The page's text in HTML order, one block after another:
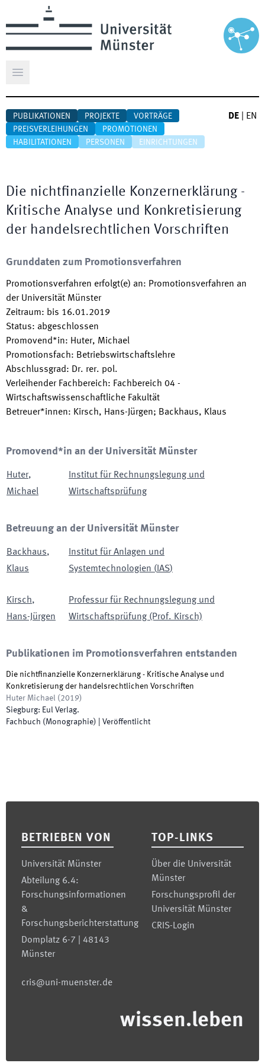
Hauptmenü öffnen
PUBLIKATIONEN PROJEKTE
VORTRÄGE
PREISVERLEIHUNGEN
PROMOTIONEN
HABILITATIONEN
PERSONEN EINRICHTUNGEN
DE EN
Die nichtfinanzielle Konzernerklärung -
Kritische Analyse und Konkretisierung
der handelsrechtlichen Vorschriften
Grunddaten zum Promotionsverfahren
Promotionsverfahren erfolgt(e) an: Promotionsverfahren an
der Universität Münster
Zeitraum: bis 16.01.2019
Status: abgeschlossen
Promovend*in: Huter, Michael
Promotionsfach: Betriebswirtschaftslehre
Abschlussgrad: Dr. rer. pol.
Verleihender Fachbereich: Fachbereich 04 -
Wirtschaftswissenschaftliche Fakultät
Betreuer*innen: Kirsch, Hans-Jürgen; Backhaus, Klaus
Promovend*in an der Universität Münster
Huter,
Michael
Institut für Rechnungslegung und
Wirtschaftsprüfung
Betreuung an der Universität Münster
Backhaus,
Klaus
Institut für Anlagen und
Systemtechnologien ( IAS)
Kirsch,
Hans-Jürgen
Professur für Rechnungslegung und
Wirtschaftsprüfung (Prof. Kirsch)
Publikationen im Promotionsverfahren entstanden
Die nichtfinanzielle Konzernerklärung - Kritische Analyse und
Konkretisierung der handelsrechtlichen Vorschriften
Huter Michael ( 2019)
Siegburg: Eul Verlag.
Fachbuch (Monographie)
Veröffentlicht
BETRIEBEN VON
Universität Münster
Abteilung 6.4:
Forschungsinformationen
&
Forschungsberichterstattung
Domplatz 6-7 | 48143
Münster
cris@uni-muenster.de
TOP-LINKS
Über die Universität
Münster
Forschungsprofil der
Universität Münster
CRIS-Login
wissen.leben